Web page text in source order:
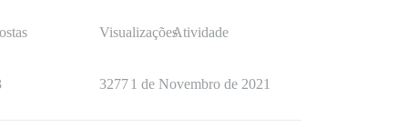
VisualizaçõesAtividade
32771 de Novembro de 2021